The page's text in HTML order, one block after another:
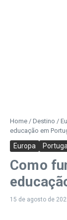
Home / Destino /
educação em
Europa Portugal
Como
15 de agosto de